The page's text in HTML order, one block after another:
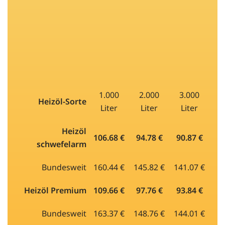
Heizöl-Sorte
1.000
Liter
2.000
Liter
3.000
Liter
Heizöl
schwefelarm
106.68 € 94.78 € 90.87 €
Bundesweit 160.44 € 145.82 € 141.07 €
Heizöl Premium 109.66 € 97.76 € 93.84 €
Bundesweit 163.37 € 148.76 € 144.01 €